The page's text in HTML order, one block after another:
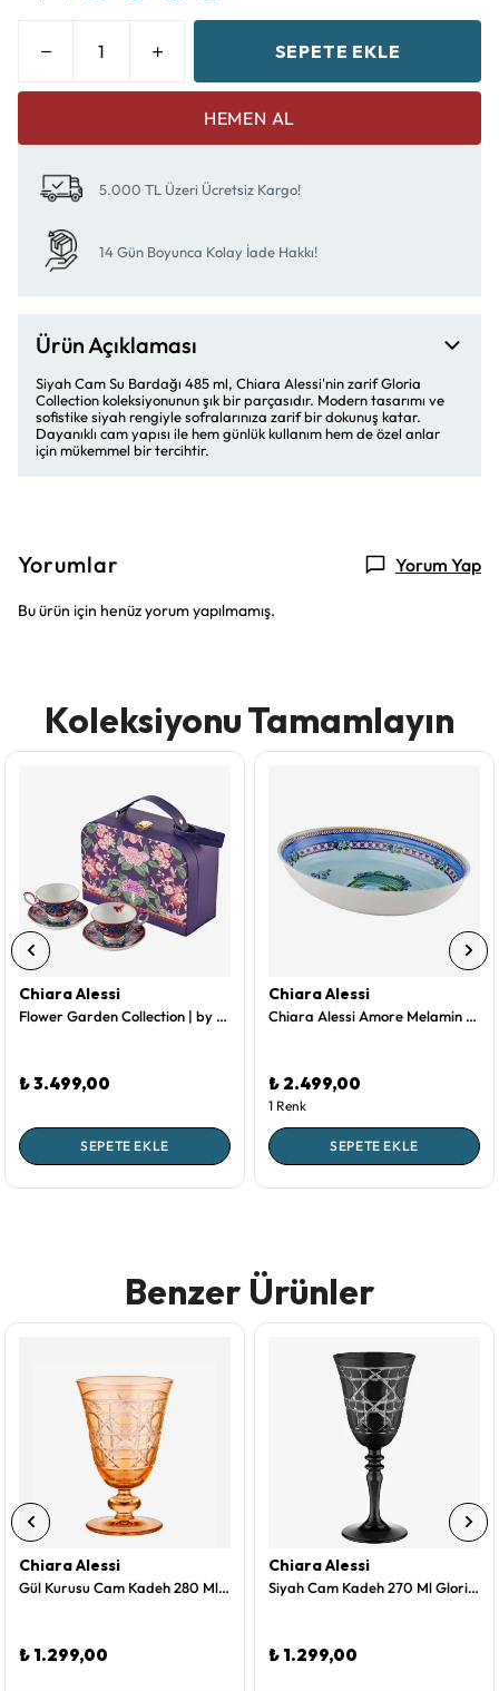
SEPETE EKLE
HEMEN AL
5.000 TL Üzeri Ücretsiz Kargo!
14 Gün Boyunca Kolay İade Hakkı!
Ürün Açıklaması
Siyah Cam Su Bardağı 485 ml, Chiara Alessi'nin zarif Gloria
Collection koleksiyonunun şık bir parçasıdır. Modern tasarımı ve
sofistike siyah rengiyle sofralarınıza zarif bir dokunuş katar.
Dayanıklı cam yapısı ile hem günlük kullanım hem de özel anlar
için mükemmel bir tercihtir.
Yorumlar Yorum Yap
Bu ürün için henüz yorum yapılmamış.
Koleksiyonu Tamamlayın
Chiara Alessi
Flower Garden Collection | by Chiara Alessi Mavi Porselen Kahve Fincan Seti 90 Ml
₺ 3.499,00
SEPETE EKLE
Chiara Alessi
Chiara Alessi Amore Melamin Servis Kasesi 33 Cm
₺ 2.499,00
1 Renk
SEPETE EKLE
Benzer Ürünler
Chiara Alessi
Gül Kurusu Cam Kadeh 280 Ml Gloria Collection by Chiara Alessi
₺ 1.299,00
Chiara Alessi
Siyah Cam Kadeh 270 Ml Gloria Collection by Chiara Alessi
₺ 1.299,00